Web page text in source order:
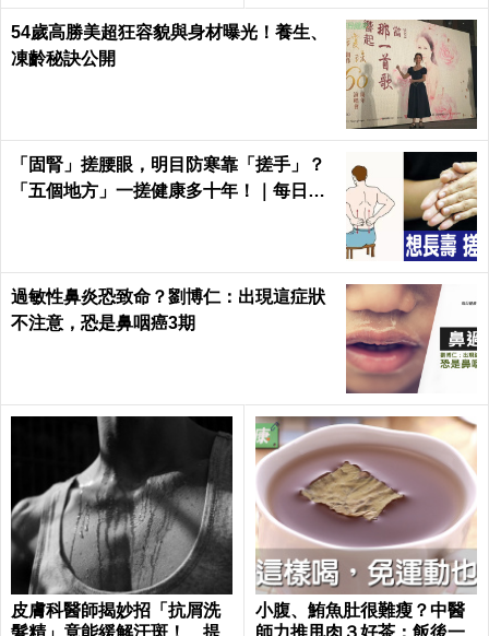
54歲高勝美超狂容貌與身材曝光！養生、
凍齡秘訣公開
「固腎」搓腰眼，明目防寒靠「搓手」？
「五個地方」一搓健康多十年！｜每日健
過敏性鼻炎恐致命？劉博仁：出現這症狀
不注意，恐是鼻咽癌3期
皮膚科醫師揭妙招「抗屑洗
髮精」竟能緩解汗斑！ 提
小腹、鮪魚肚很難瘦？中醫
師力推甩肉３好茶：飯後一